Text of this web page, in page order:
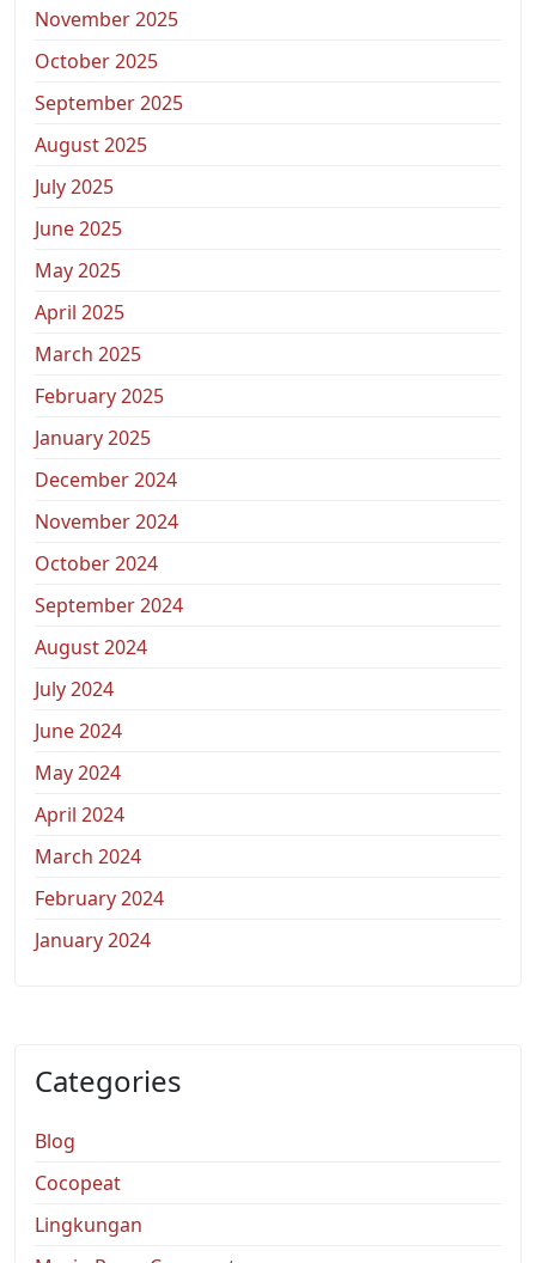
November 2025
October 2025
September 2025
August 2025
July 2025
June 2025
May 2025
April 2025
March 2025
February 2025
January 2025
December 2024
November 2024
October 2024
September 2024
August 2024
July 2024
June 2024
May 2024
April 2024
March 2024
February 2024
January 2024
Categories
Blog
Cocopeat
Lingkungan